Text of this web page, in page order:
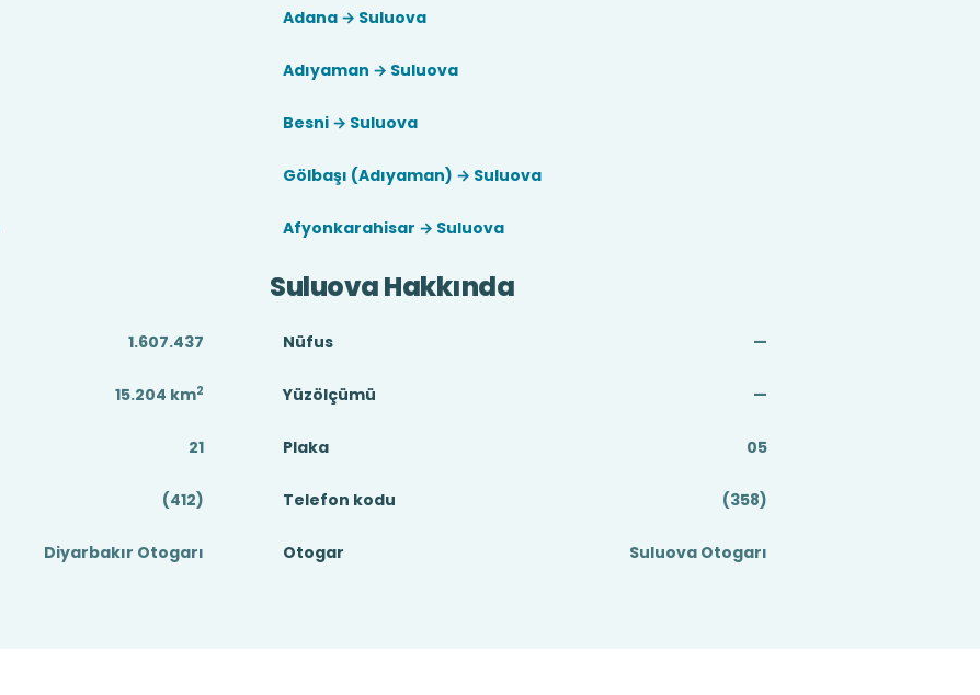
Adana → Suluova
Adıyaman → Suluova
Besni → Suluova
Gölbaşı (Adıyaman) → Suluova
Afyonkarahisar → Suluova
1.607.437
15.204 km2
21
(412)
Diyarbakır Otogarı
Suluova Hakkında
Nüfus —
Yüzölçümü —
Plaka 05
Telefon kodu (358)
Otogar Suluova Otogarı